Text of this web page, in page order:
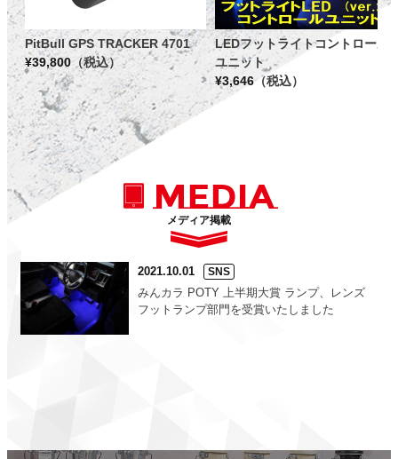
PitBull GPS TRACKER 4701
¥39,800（税込）
LEDフットライトコントロール
ユニット
¥3,646（税込）
MEDIA
メディア掲載
2021.10.01 SNS
みんカラ POTY 上半期大賞 ランプ、レンズ
フットランプ部門を受賞いたしました